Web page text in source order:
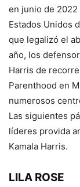
en junio de
Estados Unidos
que legalizó el
año, los
Harris de
Parenthood en
numerosos
Las siguientes
líderes provida
Kamala Harris.
LILA ROSE